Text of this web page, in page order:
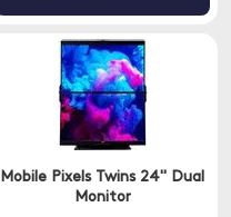
Mobile Pixels Twins 24" Dual
Monitor